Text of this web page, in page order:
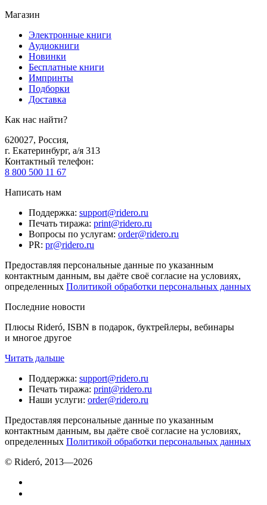
Магазин
Электронные книги
Аудиокниги
Новинки
Бесплатные книги
Импринты
Подборки
Доставка
Как нас найти?
620027, Россия,
г. Екатеринбург, а/я 313
Контактный телефон:
8 800 500 11 67
Написать нам
Поддержка: support@ridero.ru
Печать тиража: print@ridero.ru
Вопросы по услугам: order@ridero.ru
PR: pr@ridero.ru
Предоставляя персональные данные по указанным
контактным данным, вы даёте своё согласие на условиях,
определенных Политикой обработки персональных данных
Последние новости
Плюсы Rideró, ISBN в подарок, буктрейлеры, вебинары
и многое другое
Читать дальше
Поддержка: support@ridero.ru
Печать тиража: print@ridero.ru
Наши услуги: order@ridero.ru
Предоставляя персональные данные по указанным
контактным данным, вы даёте своё согласие на условиях,
определенных Политикой обработки персональных данных
© Rideró, 2013—2026